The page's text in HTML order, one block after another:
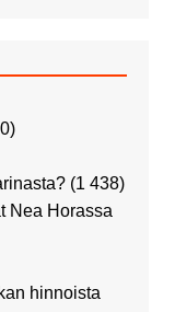
(1 438)
Nea Horassa
hinnoista